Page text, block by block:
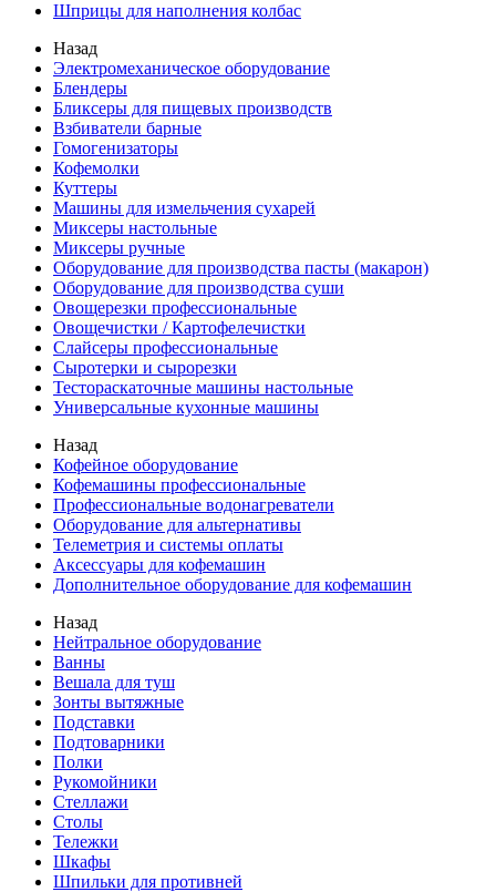
Шприцы для наполнения колбас
Назад
Электромеханическое оборудование
Блендеры
Бликсеры для пищевых производств
Взбиватели барные
Гомогенизаторы
Кофемолки
Куттеры
Машины для измельчения сухарей
Миксеры настольные
Миксеры ручные
Оборудование для производства пасты (макарон)
Оборудование для производства суши
Овощерезки профессиональные
Овощечистки / Картофелечистки
Слайсеры профессиональные
Сыротерки и сырорезки
Тестораскаточные машины настольные
Универсальные кухонные машины
Назад
Кофейное оборудование
Кофемашины профессиональные
Профессиональные водонагреватели
Оборудование для альтернативы
Телеметрия и системы оплаты
Аксессуары для кофемашин
Дополнительное оборудование для кофемашин
Назад
Нейтральное оборудование
Ванны
Вешала для туш
Зонты вытяжные
Подставки
Подтоварники
Полки
Рукомойники
Стеллажи
Столы
Тележки
Шкафы
Шпильки для противней